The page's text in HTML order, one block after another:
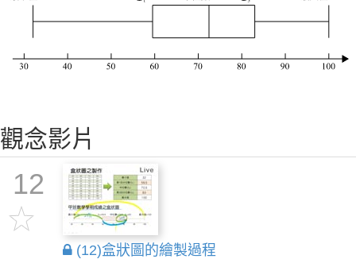
觀念影片
12
(12)盒狀圖的繪製過程